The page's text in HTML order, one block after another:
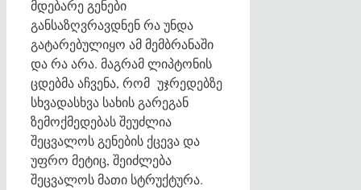
მდებარე გენები
განსაზღვრავდნენ რა უნდა
გატარებულიყო ამ მემბრანაში
და რა არა. მაგრამ ლიპტონის
ცდებმა აჩვენა, რომ უჯრედებზე
სხვადასხვა სახის გარეგან
ზემოქმედებას შეუძლია
შეცვალოს გენების ქცევა და
უფრო მეტიც, შეიძლება
შეცვალოს მათი სტრუქტურა.